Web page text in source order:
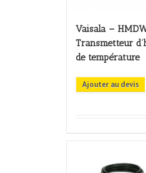
Vaisala –
Transmetteur
de température
Ajouter au devis